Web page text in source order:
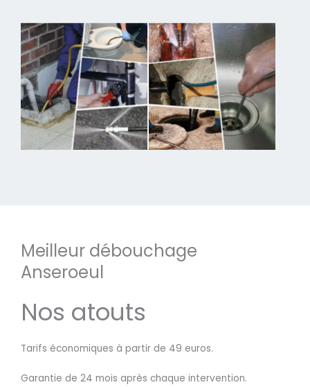
Meilleur débouchage
Anseroeul
Nos atouts
Tarifs économiques à partir de 49 euros.
Garantie de 24 mois après chaque intervention.